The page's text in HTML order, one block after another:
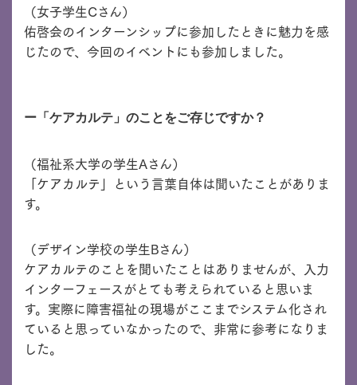
（女子学生Cさん）
佑啓会のインターンシップに参加したときに魅力を感
じたので、今回のイベントにも参加しました。
ー「ケアカルテ」のことをご存じですか？
（福祉系大学の学生Aさん）
「ケアカルテ」という言葉自体は聞いたことがありま
す。
（デザイン学校の学生Bさん）
ケアカルテのことを聞いたことはありませんが、入力
インターフェースがとても考えられていると思いま
す。実際に障害福祉の現場がここまでシステム化され
ていると思っていなかったので、非常に参考になりま
した。